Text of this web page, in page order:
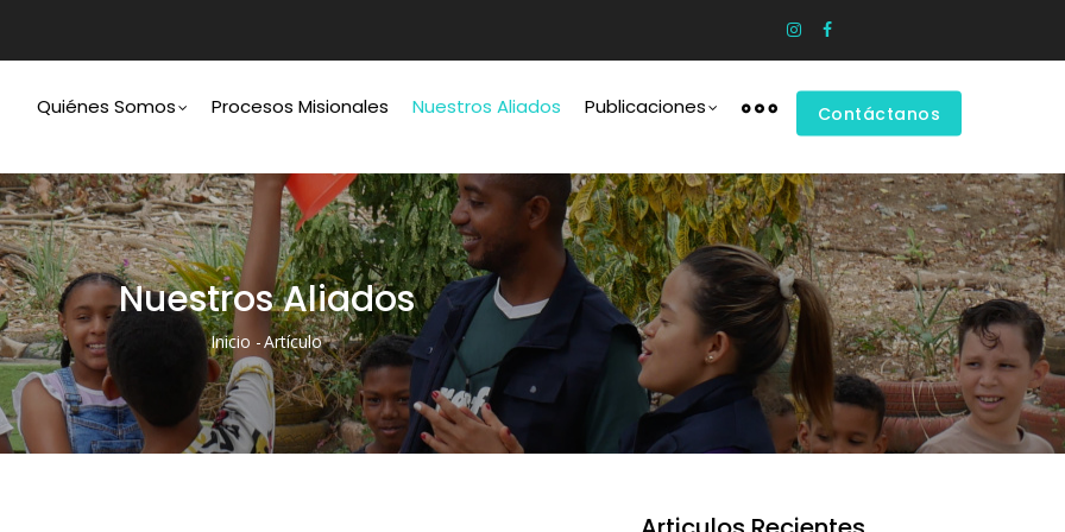
Navigation
Quiénes Somos Procesos Misionales Nuestros Aliados Publicaciones Contáctanos
Nuestros Aliados
Ruta
De
Navegación
Inicio -Artículo